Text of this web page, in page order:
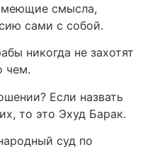
смысла,
сами с собой.
никогда не захотят
чем.
Если назвать
то это Эхуд Барак.
суд по